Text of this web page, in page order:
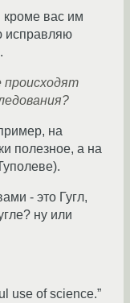
кроме вас им
исправляю
происходят
на
полезное, а на
- это Гугл,
ну или
use of science.”